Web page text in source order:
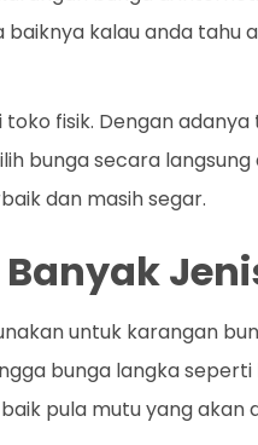
kalau anda
fisik. Dengan
bunga secara
dan masih segar.
untuk karangan
bunga langka
pula mutu yang akan